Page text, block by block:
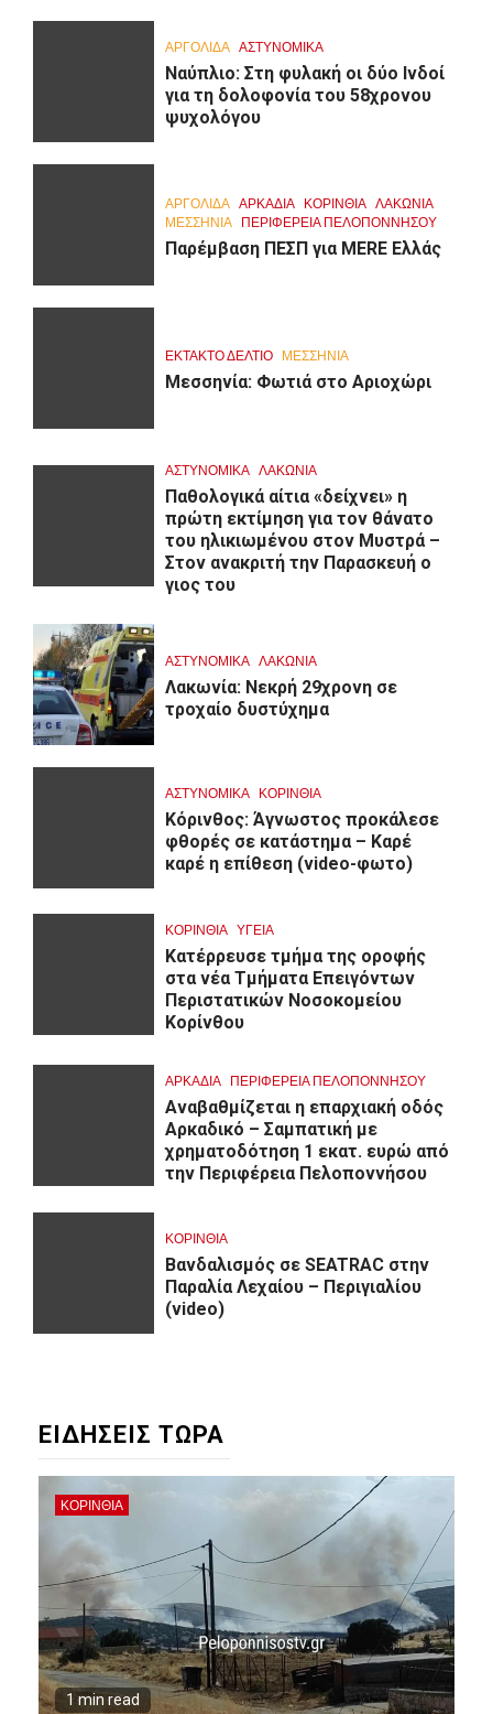
ΑΡΓΟΛΙΔΑ ΑΣΤΥΝΟΜΙΚΑ
Ναύπλιο: Στη φυλακή οι δύο Ινδοί
για τη δολοφονία του 58χρονου
ψυχολόγου
ΑΡΓΟΛΙΔΑ ΑΡΚΑΔΊΑ ΚΟΡΙΝΘΊΑ ΛΑΚΩΝΙΑ
ΜΕΣΣΗΝΙΑ ΠΕΡΙΦΈΡΕΙΑ ΠΕΛΟΠΟΝΝΉΣΟΥ
Παρέμβαση ΠΕΣΠ για MERE Ελλάς
ΕΚΤΑΚΤΟ ΔΕΛΤΙΟ ΜΕΣΣΗΝΙΑ
Μεσσηνία: Φωτιά στο Αριοχώρι
ΑΣΤΥΝΟΜΙΚΑ ΛΑΚΩΝΙΑ
Παθολογικά αίτια «δείχνει» η
πρώτη εκτίμηση για τον θάνατο
του ηλικιωμένου στον Μυστρά –
Στον ανακριτή την Παρασκευή ο
γιος του
ΑΣΤΥΝΟΜΙΚΑ ΛΑΚΩΝΙΑ
Λακωνία: Νεκρή 29χρονη σε
τροχαίο δυστύχημα
ΑΣΤΥΝΟΜΙΚΑ ΚΟΡΙΝΘΊΑ
Κόρινθος: Άγνωστος προκάλεσε
φθορές σε κατάστημα – Καρέ
καρέ η επίθεση (video-φωτο)
ΚΟΡΙΝΘΊΑ ΥΓΕΙΑ
Kατέρρευσε τμήμα της οροφής
στα νέα Τμήματα Επειγόντων
Περιστατικών Νοσοκομείου
Κορίνθου
ΑΡΚΑΔΊΑ ΠΕΡΙΦΈΡΕΙΑ ΠΕΛΟΠΟΝΝΉΣΟΥ
Αναβαθμίζεται η επαρχιακή οδός
Αρκαδικό – Σαμπατική με
χρηματοδότηση 1 εκατ. ευρώ από
την Περιφέρεια Πελοποννήσου
ΚΟΡΙΝΘΊΑ
Βανδαλισμός σε SEATRAC στην
Παραλία Λεχαίου – Περιγιαλίου
(video)
ΕΙΔΗΣΕΙΣ ΤΩΡΑ
ΚΟΡΙΝΘΊΑ
1 min read